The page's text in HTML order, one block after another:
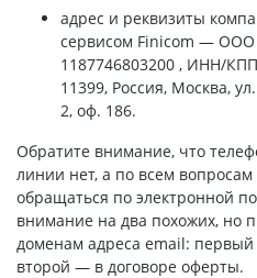
адрес и реквизиты
сервисом Finicom — ООО
1187746803200 , ИНН/
11399, Россия, Москва,
2, оф. 186.
Обратите внимание, что
линии нет, а по всем
обращаться по электронной
внимание на два похожих, но
доменам адреса email: первый
второй — в договоре оферты.